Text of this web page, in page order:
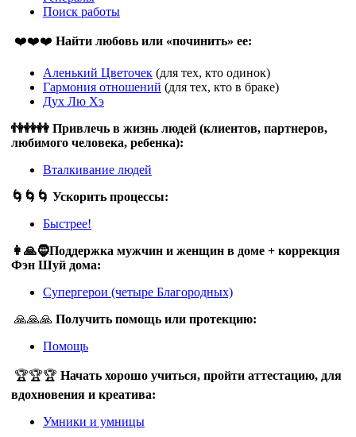
Поиск работы
❤️❤️❤️ Найти любовь или «починить» ее:
Аленький Цветочек (для тех, кто одинок)
Гармония отношений (для тех, кто в браке)
Дух Лю Хэ
👫👭👭 Привлечь в жизнь людей (клиентов, партнеров,
любимого человека, ребенка):
Вталкивание людей
🌀🌀🌀 Ускорить процессы:
Быстрее!
👩🙏🧔Поддержка мужчин и женщин в доме + коррекция
Фэн Шуй дома:
Супергерои (четыре Благородных)
🙏🙏🙏 Получить помощь или протекцию:
Помощь
🏆🏆🏆 Начать хорошо учиться, пройти аттестацию, для
вдохновения и креатива:
Умники и умницы